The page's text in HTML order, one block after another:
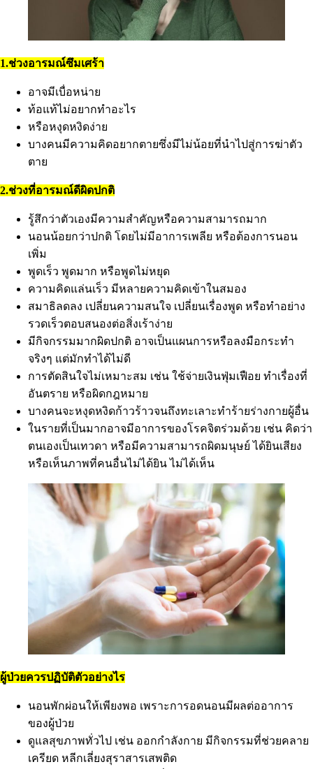
1.ช่วงอารมณ์ซึมเศร้า
อาจมีเบื่อหน่าย
ท้อแท้ไม่อยากทำอะไร
หรือหงุดหงิดง่าย
บางคนมีความคิดอยากตายซึ่งมีไม่น้อยที่นำไปสู่การฆ่าตัว
ตาย
2.ช่วงที่อารมณ์ดีผิดปกติ
รู้สึกว่าตัวเองมีความสำคัญหรือความสามารถมาก
นอนน้อยกว่าปกติ โดยไม่มีอาการเพลีย หรือต้องการนอน
เพิ่ม
พูดเร็ว พูดมาก หรือพูดไม่หยุด
ความคิดแล่นเร็ว มีหลายความคิดเข้าในสมอง
สมาธิลดลง เปลี่ยนความสนใจ เปลี่ยนเรื่องพูด หรือทำอย่าง
รวดเร็วตอบสนองต่อสิ่งเร้าง่าย
มีกิจกรรมมากผิดปกติ อาจเป็นแผนการหรือลงมือกระทำ
จริงๆ แต่มักทำได้ไม่ดี
การตัดสินใจไม่เหมาะสม เช่น ใช้จ่ายเงินฟุ่มเฟือย ทำเรื่องที่
อันตราย หรือผิดกฎหมาย
บางคนจะหงุดหงิดก้าวร้าวจนถึงทะเลาะทำร้ายร่างกายผู้อื่น
ในรายที่เป็นมากอาจมีอาการของโรคจิตร่วมด้วย เช่น คิดว่า
ตนเองเป็นเทวดา หรือมีความสามารถผิดมนุษย์ ได้ยินเสียง
หรือเห็นภาพที่คนอื่นไม่ได้ยิน ไม่ได้เห็น
ผู้ป่วยควรปฏิบัติตัวอย่างไร
นอนพักผ่อนให้เพียงพอ เพราะการอดนอนมีผลต่ออาการ
ของผู้ป่วย
ดูแลสุขภาพทั่วไป เช่น ออกกำลังกาย มีกิจกรรมที่ช่วยคลาย
เครียด หลีกเลี่ยงสุราสารเสพติด